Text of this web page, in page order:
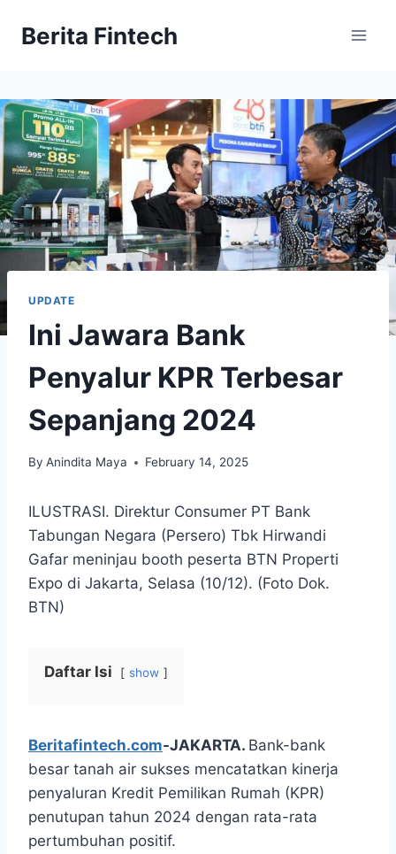
Berita Fintech
UPDATE
Ini Jawara Bank
Penyalur KPR Terbesar
Sepanjang 2024
By Anindita Maya February 14, 2025
ILUSTRASI. Direktur Consumer PT Bank
Tabungan Negara (Persero) Tbk Hirwandi
Gafar meninjau booth peserta BTN Properti
Expo di Jakarta, Selasa (10/12). (Foto Dok.
BTN)
Daftar Isi show
Beritafintech.com-JAKARTA. Bank-bank
besar tanah air sukses mencatatkan kinerja
penyaluran Kredit Pemilikan Rumah (KPR)
penutupan tahun 2024 dengan rata-rata
pertumbuhan positif.